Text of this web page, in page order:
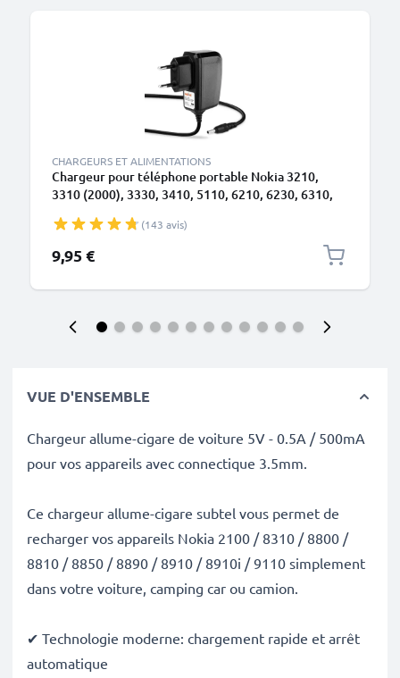
CHARGEURS ET ALIMENTATIONS
Chargeur pour téléphone portable Nokia 3210,
3310 (2000), 3330, 3410, 5110, 6210, 6230, 6310,
500mA smartphone, Cordon / Câble de Charge 1.4m
(143 avis)
9,95 €
VUE D'ENSEMBLE
Chargeur allume-cigare de voiture 5V - 0.5A / 500mA
pour vos appareils avec connectique 3.5mm.
Ce chargeur allume-cigare subtel vous permet de
recharger vos appareils Nokia 2100 / 8310 / 8800 /
8810 / 8850 / 8890 / 8910 / 8910i / 9110 simplement
dans votre voiture, camping car ou camion.
✔ Technologie moderne: chargement rapide et arrêt
automatique